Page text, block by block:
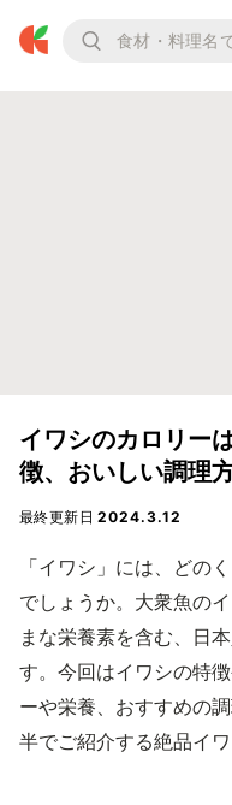
イワシのカロリー
徴、おいしい調理
最終更新日2024.3.12
「イワシ」には、どの
でしょうか。大衆魚の
まな栄養素を含む、日
す。今回はイワシの特
ーや栄養、おすすめの
半でご紹介する絶品イ